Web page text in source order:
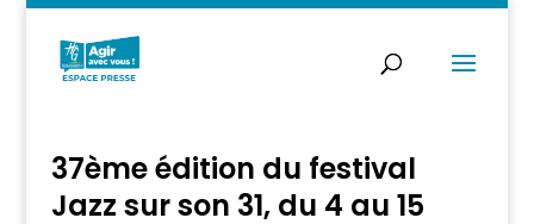
37ème édition du festival
Jazz sur son 31, du 4 au 15